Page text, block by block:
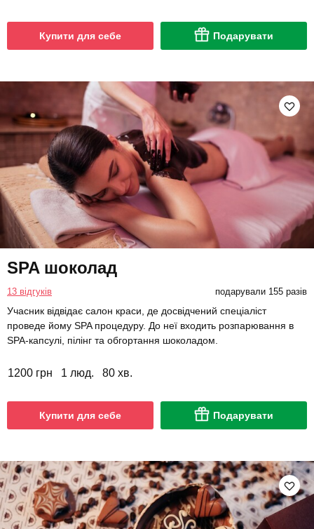
Купити для себе Подарувати
SPA шоколад
13 відгуків подарували 155 разів
Учасник відвідає салон краси, де досвідчений спеціаліст
проведе йому SPA процедуру. До неї входить розпарювання в
SPA-капсулі, пілінг та обгортання шоколадом.
1200 грн 1 люд. 80 хв.
Купити для себе Подарувати